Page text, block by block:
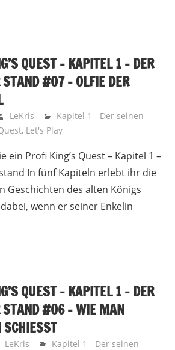
QUEST – KAPITEL 1 – DER
#07 – OLFIE DER
LeKris
Kapitel 1 - Der seinen
, Let's Play
ein Profi King’s Quest – Kapitel 1 –
In fünf Kapiteln erlebt ihr die
Geschichten des alten Königs
wenn er seiner Enkelin
QUEST – KAPITEL 1 – DER
STAND #06 – WIE MAN
LeKris
Kapitel 1 - Der seinen